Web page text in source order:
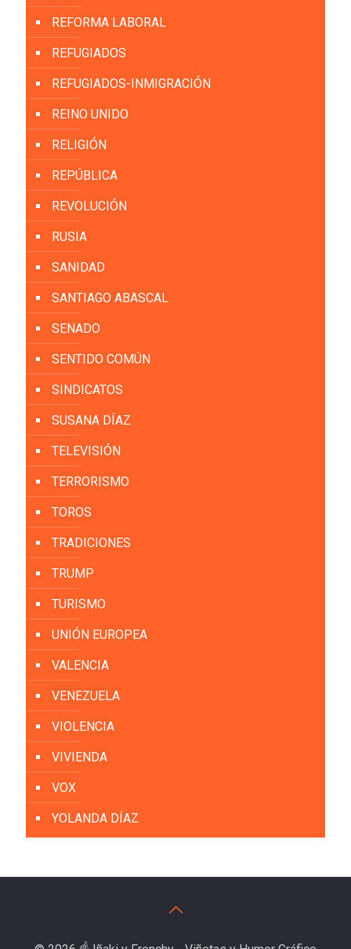
REFORMA LABORAL
REFUGIADOS
REFUGIADOS-INMIGRACIÓN
REINO UNIDO
RELIGIÓN
REPÚBLICA
REVOLUCIÓN
RUSIA
SANIDAD
SANTIAGO ABASCAL
SENADO
SENTIDO COMÚN
SINDICATOS
SUSANA DÍAZ
TELEVISIÓN
TERRORISMO
TOROS
TRADICIONES
TRUMP
TURISMO
UNIÓN EUROPEA
VALENCIA
VENEZUELA
VIOLENCIA
VIVIENDA
VOX
YOLANDA DÍAZ